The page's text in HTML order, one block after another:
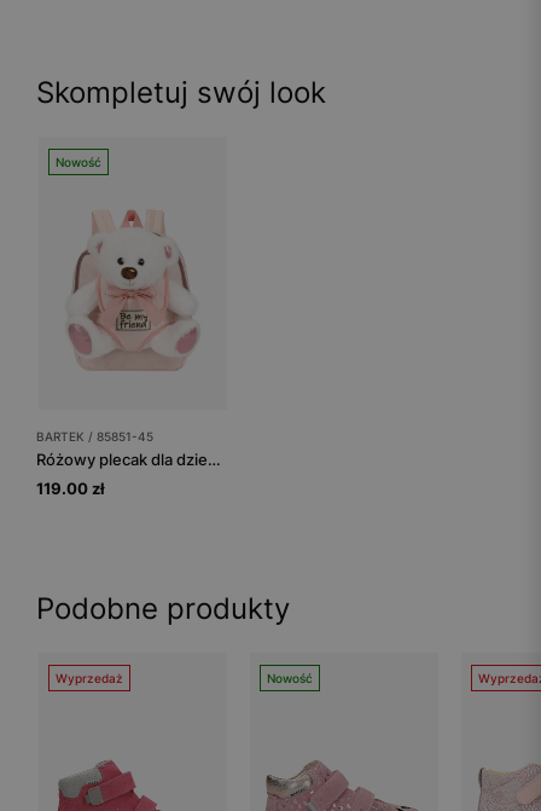
Skompletuj swój look
Nowość
BARTEK / 85851-45
Różowy plecak dla dziewczynki z białym misiem 2w1 BARTEK 85851-45
119.00 zł
Podobne produkty
Wyprzedaż Nowość